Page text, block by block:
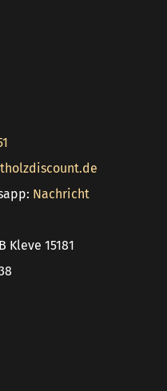
Nachricht
Kleve 15181